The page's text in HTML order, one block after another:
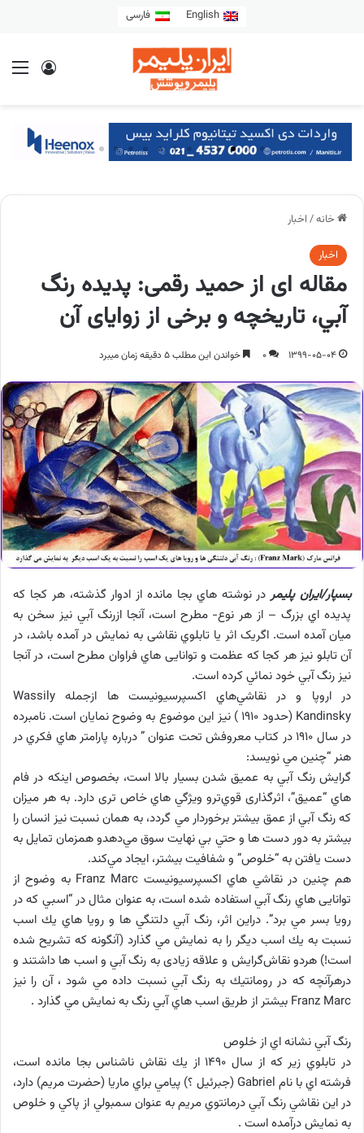
English فارسی
خانه/ اخبار
اخبار
مقاله ای از حمید رقمی: پدیده رنگ
آبي، تاریخچه و برخی از زوایای آن
1399-05-04
0 خواندن این مطلب 5 دقیقه زمان میبرد
بسپار/ایران پلیمر در نوشته هاي بجا مانده از ادوار گذشته، هر كجا كه
پديده اي بزرگ – از هر نوع- مطرح است، آنجا ازرنگ آبي نیز سخن به
ميان آمده است. اگریک اثر یا تابلوي نقاشی به نمايش در آمده باشد، در
آن تابلو نيز هر كجا كه عظمت و توانایی هاي فراوان مطرح است، در آنجا
نيز رنگ آبي خود نمائي كرده است.
در اروپا و در نقاشي‌هاي اكسپرسيونيست ها ازجمله Wassily
Kandinsky (حدود 1910 ) نيز اين موضوع به وضوح نمايان است. نامبرده
در سال 1910 در كتاب معروفش تحت عنوان ” درباره پارامتر هاي فكري در
هنر “چنين مي نويسد:
گرايش رنگ آبي به عميق شدن بسيار بالا است، بخصوص اينكه در فام
هاي “عميق”، اثرگذاری قوي‌ترو ويژگي هاي خاص تری دارد. به هر ميزان
كه رنگ آبي از عمق بيشتر برخوردار مي گردد، به همان نسبت نيز انسان را
بيشتر به دور دست ها و حتي بي نهايت سوق مي‌دهدو همزمان تمايل به
دست يافتن به “خلوص” و شفافيت بيشتر، ايجاد مي‌كند.
هم چنين در نقاشي هاي اكسپرسيونيست Franz Marc به وضوح از
توانایی هاي رنگ آبي استفاده شده است، به عنوان مثال در “اسبي كه در
رويا بسر مي برد”. دراین اثر، رنگ آبي دلتنگي ها و رويا هاي يك اسب
نسبت به يك اسب ديگر را به نمايش مي گذارد (آنگونه كه تشريح شده
است!) هردو نقاش‌گرايش‌ و علاقه زيادی به رنگ آبي و اسب ها داشتند و
درهرآنچه كه در رومانتيك به رنگ آبي نسبت داده مي شود ، آن را نیز
Franz Marc بيشتر از طريق اسب هاي آبي رنگ به نمايش مي گذارد .
رنگ آبي نشانه اي از خلوص
در تابلوي زیر كه از سال 1490 از يك نقاش ناشناس بجا مانده است،
فرشته اي با نام Gabriel (جبرئيل ؟) پيامي براي ماريا (حضرت مريم) دارد،
در اين نقاشي رنگ آبي درمانتوي مريم به عنوان سمبولي از پاكي و خلوص
به نمايش درآمده است .